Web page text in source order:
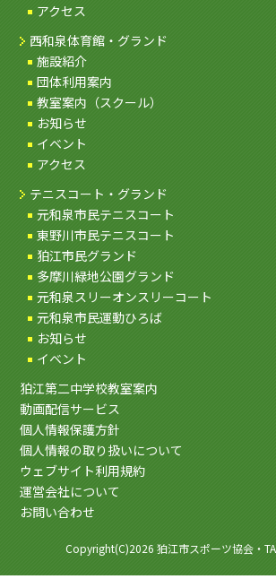
アクセス
西和泉体育館・グランド
施設紹介
団体利用案内
教室案内（スクール）
お知らせ
イベント
アクセス
テニスコート・グランド
元和泉市民テニスコート
東野川市民テニスコート
狛江市民グランド
多摩川緑地公園グランド
元和泉スリーオンスリーコート
元和泉市民運動ひろば
お知らせ
イベント
狛江第二中学校教室案内
動画配信サービス
個人情報保護方針
個人情報の取り扱いについて
ウェブサイト利用規約
運営会社について
お問い合わせ
Copyright(C)2026 狛江市スポーツ協会・